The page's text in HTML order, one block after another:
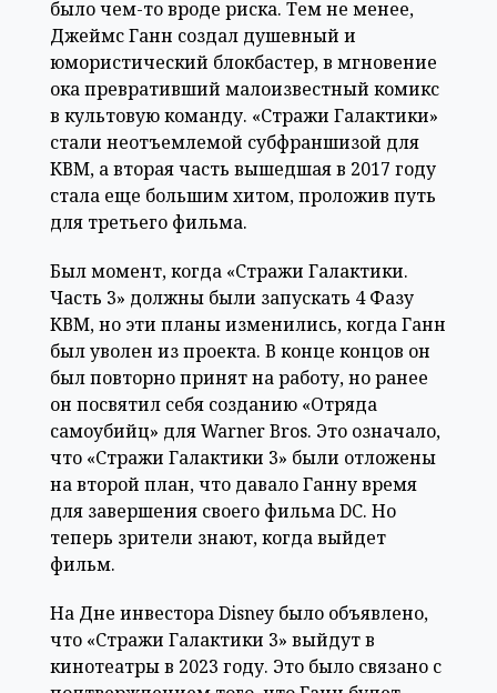
было чем-то вроде риска. Тем не менее,
Джеймс Ганн создал душевный и
юмористический блокбастер, в мгновение
ока превративший малоизвестный комикс
в культовую команду. «Стражи Галактики»
стали неотъемлемой субфраншизой для
КВМ, а вторая часть вышедшая в 2017 году
стала еще большим хитом, проложив путь
для третьего фильма.
Был момент, когда «Стражи Галактики.
Часть 3» должны были запускать 4 Фазу
КВМ, но эти планы изменились, когда Ганн
был уволен из проекта. В конце концов он
был повторно принят на работу, но ранее
он посвятил себя созданию «Отряда
самоубийц» для Warner Bros. Это означало,
что «Стражи Галактики 3» были отложены
на второй план, что давало Ганну время
для завершения своего фильма DC. Но
теперь зрители знают, когда выйдет
фильм.
На Дне инвестора Disney было объявлено,
что «Стражи Галактики 3» выйдут в
кинотеатры в 2023 году. Это было связано с